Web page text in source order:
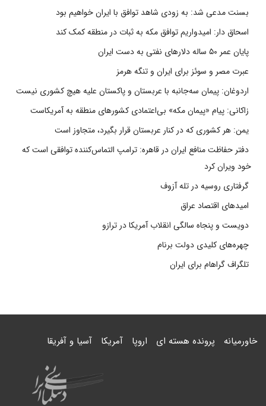
بسنت مدعی شد: به زودی شاهد توافق با ایران خواهیم بود
اسحاق دار: امیدواریم توافق مکه به ثبات در منطقه کمک کند
پایان عمر ۵۰ ساله دلارهای نفتی به دست ایران
عبرت مصر و سوئز برای ایران و تنگه هرمز
اردوغان: پیمان سه‌جانبه با عربستان و پاکستان علیه هیچ کشوری نیست
زاکانی: پیام «پیمان مکه» بی‌اعتمادی کشورهای منطقه به آمریکاست
یمن: هر کشوری که در کنار عربستان قرار بگیرد، متجاوز است
دفتر حفاظت منافع ایران در قاهره: ترامپ التماس‌کننده توافقی است که
خود ویران کرد
گرفتاری روسیه در تله آزوف
امیدهای اقتصاد عراق
دویست و پنجاه سالگی انقلاب آمریکا در ترازو
چهره‌های کلیدی دولت برنام
تلگراف گراهام برای ایران
خاورمیانه پرونده هسته ای اروپا آمریکا آسیا و آفریقا